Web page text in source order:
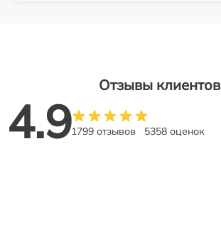
Отзывы клиентов
4.91799 отзывов 5358 оценок